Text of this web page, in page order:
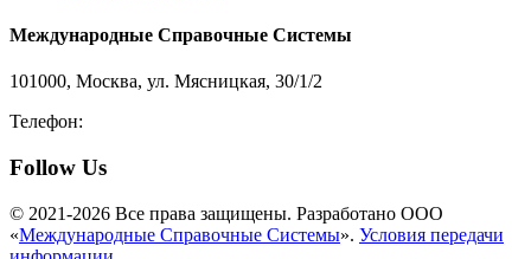
Международные Справочные Системы
101000, Москва, ул. Мясницкая, 30/1/2
Телефон:
Follow Us
© 2021-2026 Все права защищены. Разработано ООО
«Международные Справочные Системы». Условия передачи